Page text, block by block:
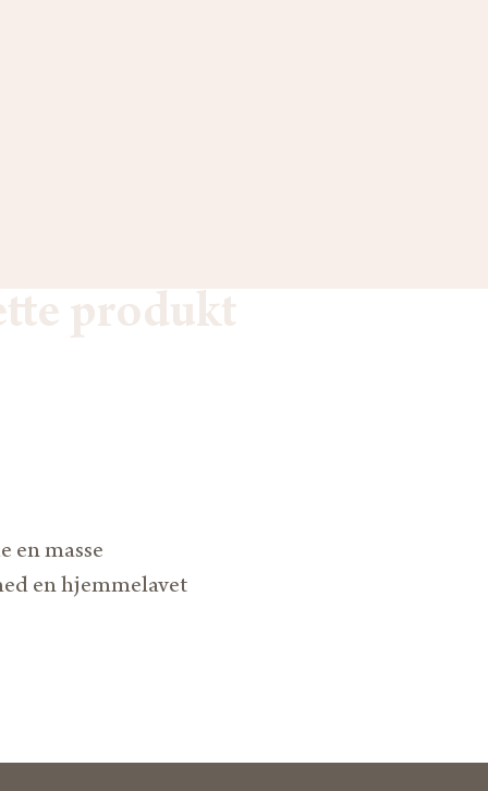
produkt
en masse
en hjemmelavet